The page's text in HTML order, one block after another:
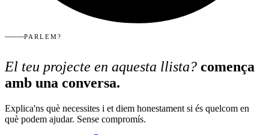
PARLEM?
El teu projecte en aquesta llista? comença
amb una conversa.
Explica'ns què necessites i et diem honestament si és quelcom en
què podem ajudar. Sense compromís.